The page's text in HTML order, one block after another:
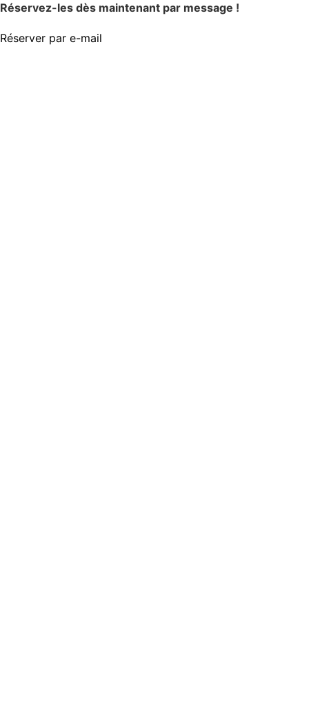
Réservez-les dès maintenant par message !
Réserver par e-mail